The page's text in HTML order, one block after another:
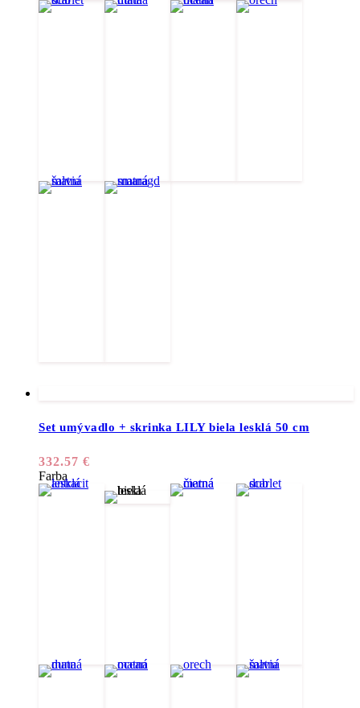
Set umývadlo + skrinka LILY biela lesklá 50 cm
332.57 €
Farba